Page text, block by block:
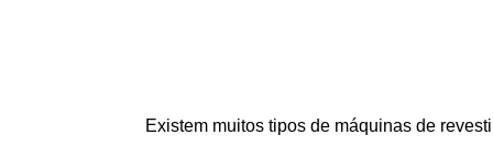
Existem muitos tipos de máquinas de